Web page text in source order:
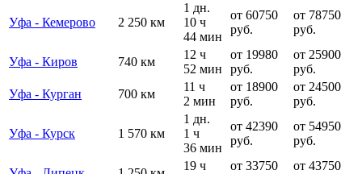
Уфа - Кемерово 2 250 км
1 дн.
10 ч
44 мин
от 60750
руб.
от 78750
руб.
Уфа - Киров 740 км
12 ч
52 мин
от 19980
руб.
от 25900
руб.
Уфа - Курган
700 км
11 ч
2 мин
от 18900
руб.
от 24500
руб.
Уфа - Курск 1 570 км
1 дн.
1 ч
36 мин
от 42390
руб.
от 54950
руб.
19 ч
от 33750
от 43750